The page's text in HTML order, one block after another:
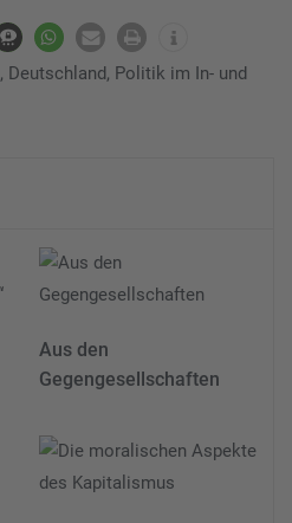
, Deutschland, Politik im In- und
Aus den
Gegengesellschaften